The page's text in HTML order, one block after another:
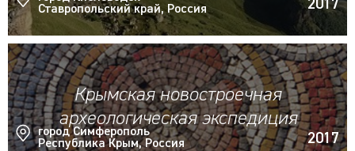
Ставропольский край, Россия
2017
Крымская новостроечная
археологическая экспедиция
город Симферополь
Республика Крым, Россия
2017